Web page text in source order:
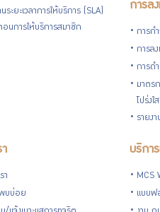
นระยะเวลาการให้บริการ (SLA)
อนการให้บริการสมาชิก
การล
การก
การล
การด
มาตร
โปร่ง
รายงา
า
บบ่อย
บริกา
MCS
แบบฟ